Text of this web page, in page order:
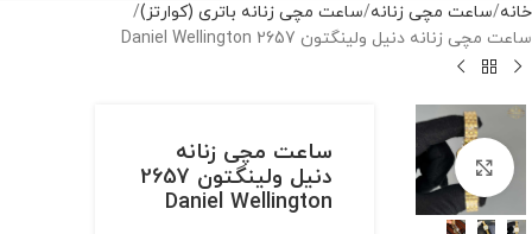
خانه ساعت مچی زنانه ساعت مچی زنانه باتری (کوارتز)
ساعت مچی زنانه دنیل ولینگتون 2657 Daniel Wellington
برای بزرگنمایی کلیک کنیدساعت مچی زنانه
دنیل ولینگتون 2657
Daniel Wellington